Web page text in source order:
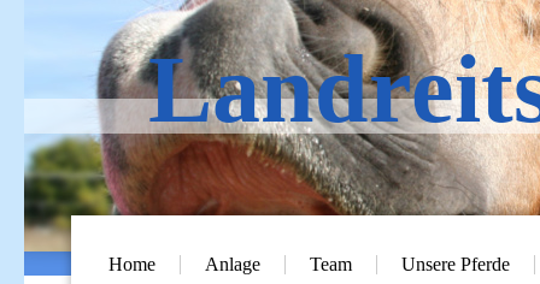
Home Anlage Team
Unsere Pferde